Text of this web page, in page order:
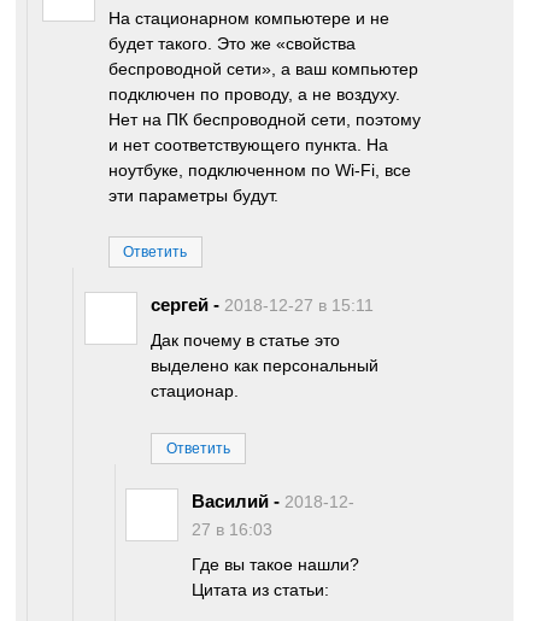
На стационарном компьютере и не
будет такого. Это же «свойства
беспроводной сети», а ваш компьютер
подключен по проводу, а не воздуху.
Нет на ПК беспроводной сети, поэтому
и нет соответствующего пункта. На
ноутбуке, подключенном по Wi-Fi, все
эти параметры будут.
Ответить
сергей - 2018-12-27 в 15:11
Дак почему в статье это
выделено как персональный
стационар.
Ответить
Василий - 2018-12-
27 в 16:03
Где вы такое нашли?
Цитата из статьи: